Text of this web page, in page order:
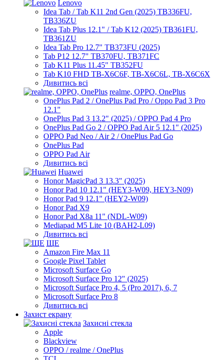
Lenovo
Idea Tab / Tab K11 2nd Gen (2025) TB336FU,
TB336ZU
Idea Tab Plus 12.1" / Tab K12 (2025) TB361FU,
TB361ZU
Idea Tab Pro 12.7" TB373FU (2025)
Tab P12 12.7" TB370FU, TB371FC
Tab K11 Plus 11.45" TB352FU
Tab K10 FHD TB-X6C6F, TB-X6C6L, TB-X6C6X
Дивитись всі
realme, OPPO, OnePlus
OnePlus Pad 2 / OnePlus Pad Pro / Oppo Pad 3 Pro
12.1"
OnePlus Pad 3 13.2" (2025) / OPPO Pad 4 Pro
OnePlus Pad Go 2 / OPPO Pad Air 5 12.1" (2025)
OPPO Pad Neo / Air 2 / OnePlus Pad Go
OnePlus Pad
OPPO Pad Air
Дивитись всі
Huawei
Honor MagicPad 3 13.3" (2025)
Honor Pad 10 12.1" (HEY3-W09, HEY3-N09)
Honor Pad 9 12.1" (HEY2-W09)
Honor Pad X9
Honor Pad X8a 11" (NDL-W09)
Mediapad M5 Lite 10 (BAH2-L09)
Дивитись всі
ЩЕ
Amazon Fire Max 11
Google Pixel Tablet
Microsoft Surface Go
Microsoft Surface Pro 12" (2025)
Microsoft Surface Pro 4, 5 (Pro 2017), 6, 7
Microsoft Surface Pro 8
Дивитись всі
Захист екрану
Захисні стекла
Apple
Blackview
OPPO / realme / OnePlus